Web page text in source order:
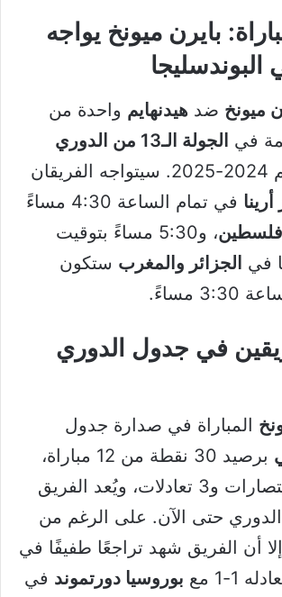
بايرن ميونخ يواجه
البوندسليجا
ميونخ ضد هيدنهايم واحدة من
في
الجولة الـ13 من الدوري
لموسم 2024-2025. سيتواجه الفريقان
أرينا
في تمام الساعة 4:30 مساءً
، و5:30 مساءً بتوقيت
في الجزائر والمغرب ستكون
مساءً.
في جدول الدوري
المباراة في صدارة جدول
برصيد 30 نقطة من 12 مباراة،
حيث حقق 9 انتصارات و3 تعادلات، ويُعد الفريق
الدوري حتى الآن. على الرغم من
إلا أن الفريق شهد تراجعًا طفيفًا في
1-1 مع
بوروسيا دورتموند في